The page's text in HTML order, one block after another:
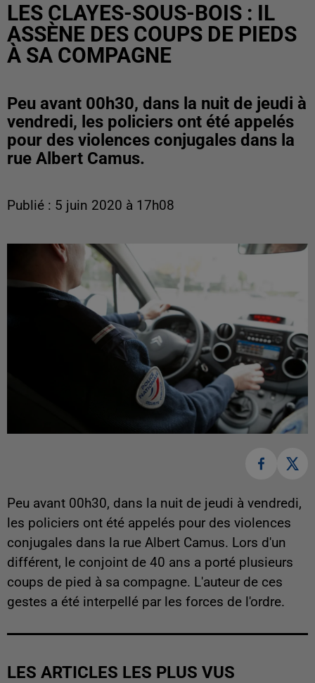
LES CLAYES-SOUS-BOIS : IL
ASSÈNE DES COUPS DE PIEDS
À SA COMPAGNE
Peu avant 00h30, dans la nuit de jeudi à
vendredi, les policiers ont été appelés
pour des violences conjugales dans la
rue Albert Camus.
Publié : 5 juin 2020 à 17h08
Peu avant 00h30, dans la nuit de jeudi à vendredi,
les policiers ont été appelés pour des violences
conjugales dans la rue Albert Camus. Lors d'un
différent, le conjoint de 40 ans a porté plusieurs
coups de pied à sa compagne. L'auteur de ces
gestes a été interpellé par les forces de l'ordre.
LES ARTICLES LES PLUS VUS